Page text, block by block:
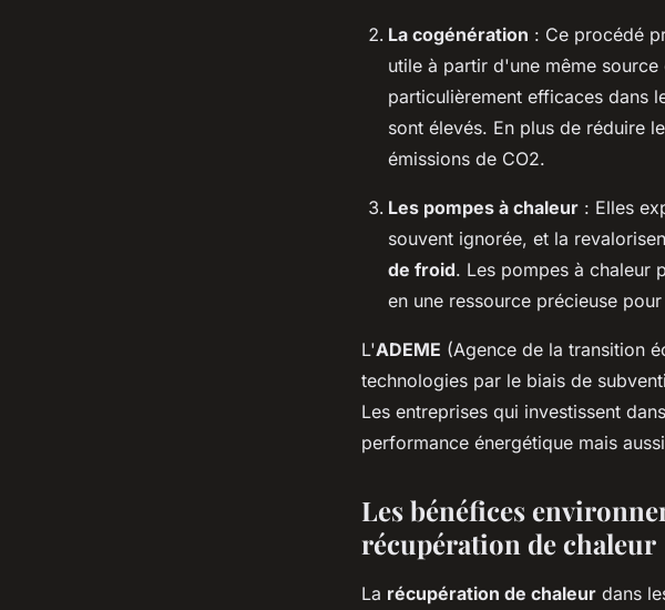
La cogénération : Ce procédé
utile à partir d'une même
particulièrement efficaces dans
sont élevés. En plus de réduire
émissions de CO2.
Les pompes à chaleur : Elles
souvent ignorée, et la
de froid. Les pompes à chaleur
en une ressource précieuse
L'ADEME (Agence de la transition
technologies par le biais de
Les entreprises qui investissent
performance énergétique mais
Les bénéfices
récupération de chaleur
La récupération de chaleur dans